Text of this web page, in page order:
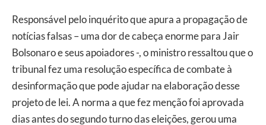
Responsável pelo inquérito que apura a propagação de
notícias falsas – uma dor de cabeça enorme para Jair
Bolsonaro e seus apoiadores -, o ministro ressaltou que o
tribunal fez uma resolução específica de combate à
desinformação que pode ajudar na elaboração desse
projeto de lei. A norma a que fez menção foi aprovada
dias antes do segundo turno das eleições, gerou uma